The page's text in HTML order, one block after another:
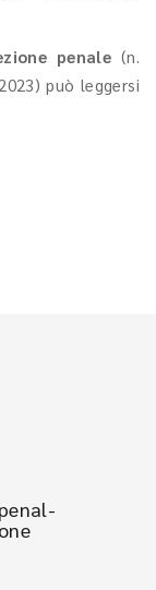
penale (n.
può leggersi